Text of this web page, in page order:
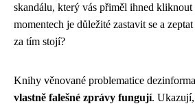
skandálu, který vás přiměl ihned
momentech je důležité zastavit se a
za tím stojí?
Knihy věnované problematice
vlastně falešné zprávy fungují.